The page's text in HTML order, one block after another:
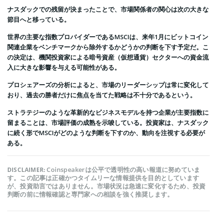
ナスダックでの残留が決まったことで、市場関係者の関心は次の大きな
節目へと移っている。
世界の主要な指数プロバイダーであるMSCIは、来年1月にビットコイン
関連企業をベンチマークから除外するかどうかの判断を下す予定だ。こ
の決定は、機関投資家による暗号資産（仮想通貨）セクターへの資金流
入に大きな影響を与える可能性がある。
プロシェアーズの分析によると、市場のリーダーシップは常に変化して
おり、過去の勝者だけに焦点を当てた戦略は不十分であるという。
ストラテジーのような革新的なビジネスモデルを持つ企業が主要指数に
留まることは、市場評価の成熟を示唆している。投資家は、ナスダック
に続く形でMSCIがどのような判断を下すのか、動向を注視する必要が
ある。
DISCLAIMER:Coinspeakerは公平で透明性の高い報道に努めていま
す。この記事は正確かつタイムリーな情報提供を目的としています
が、投資助言ではありません。市場状況は急速に変化するため、投資
判断の前に情報確認と専門家への相談を強く推奨します。